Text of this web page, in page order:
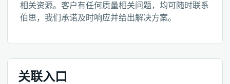
相关资源。客户有任何质量相关问题，均可随时联系
伯思，我们承诺及时响应并给出解决方案。
关联入口